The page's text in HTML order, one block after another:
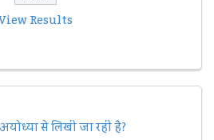
Results
से लिखी जा रही है?